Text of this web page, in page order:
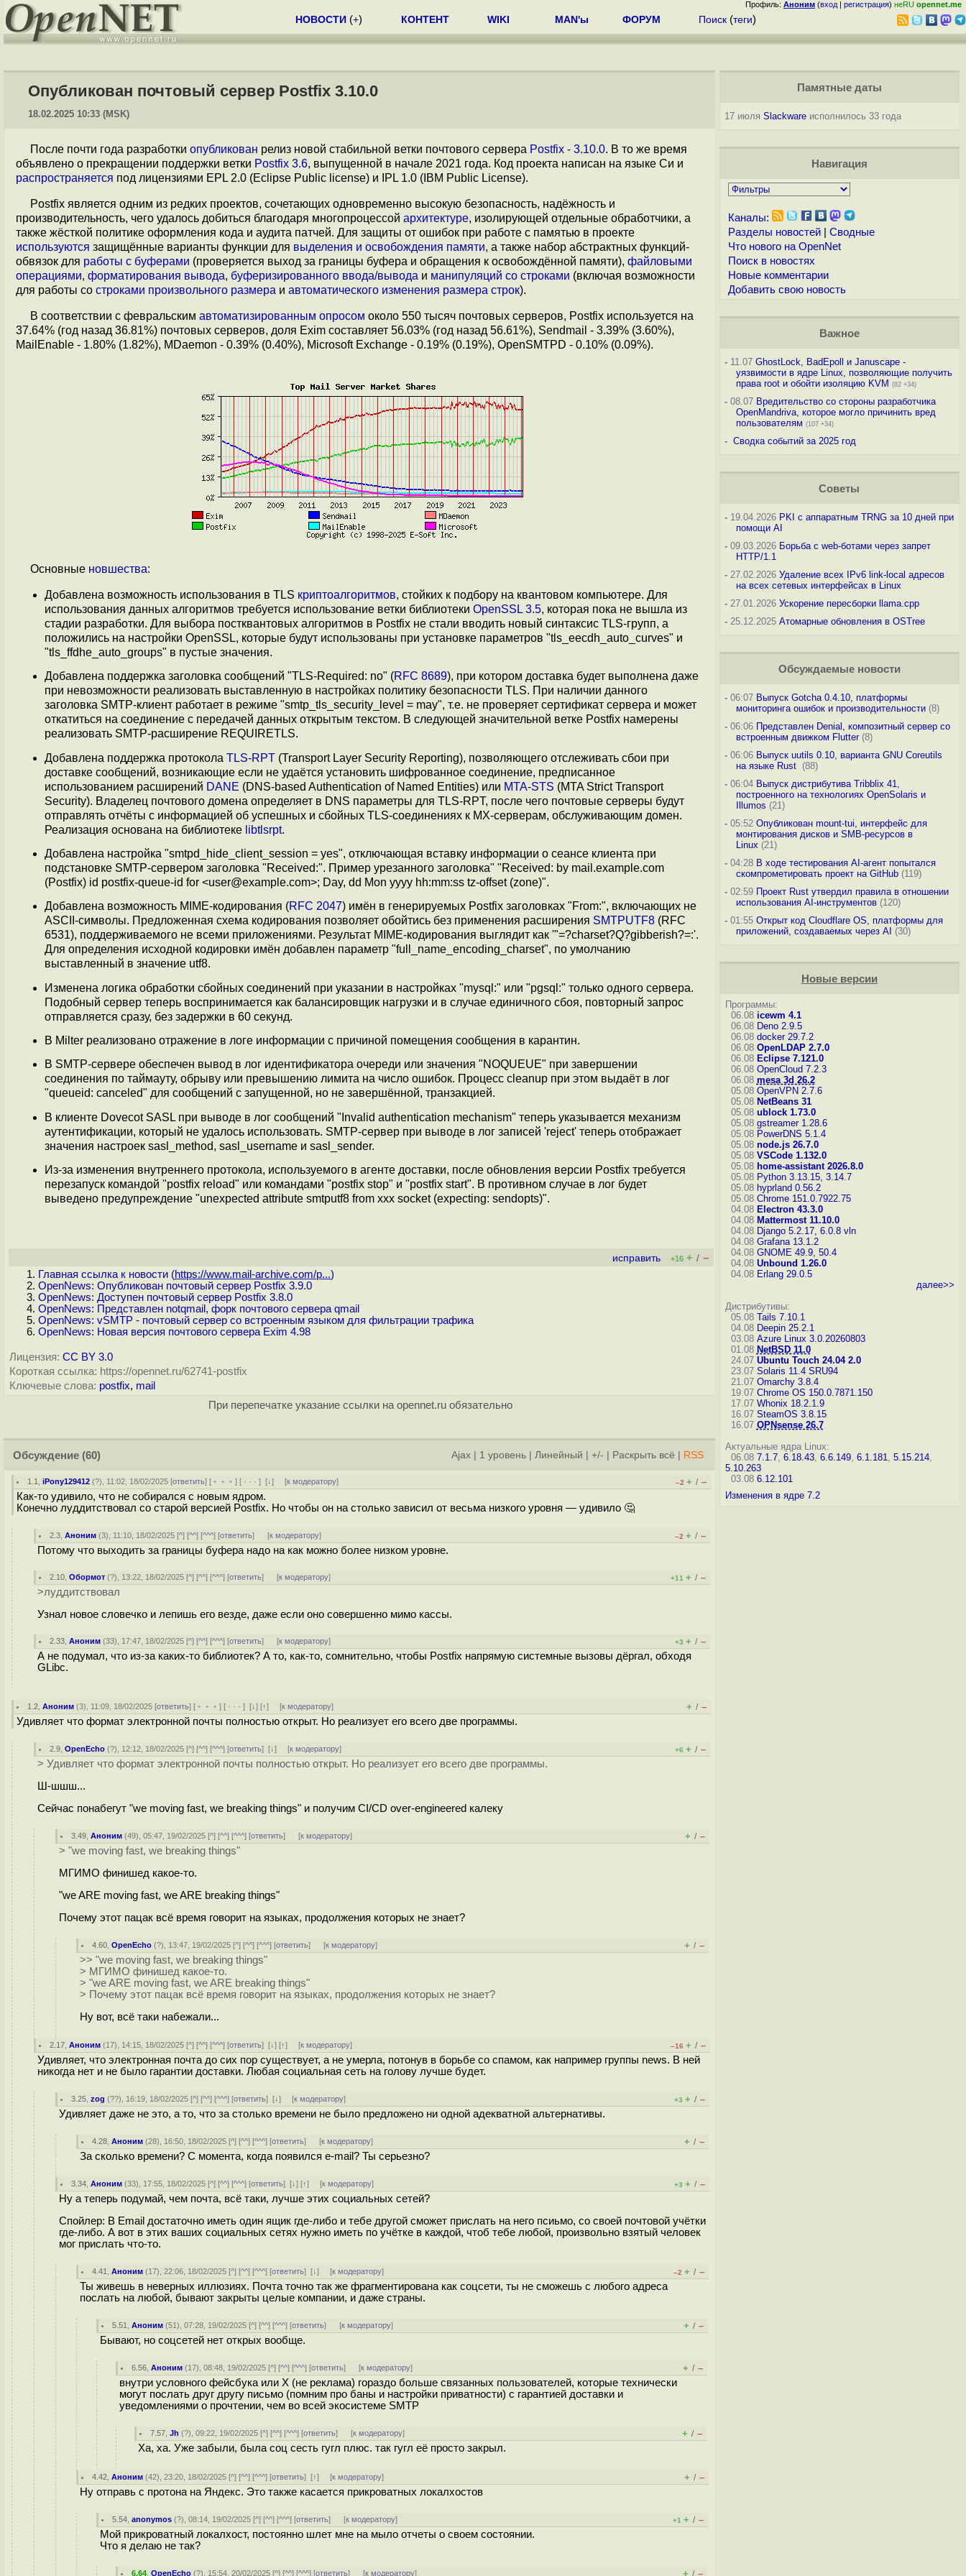
Профиль: Аноним (вход | регистрация) неRU opennet.me
НОВОСТИ (+) КОНТЕНТ WIKI MAN'ы ФОРУМ Поиск (теги)
Опубликован почтовый сервер Postfix 3.10.0
18.02.2025 10:33 (MSK)
После почти года разработки опубликован релиз новой стабильной ветки почтового сервера Postfix - 3.10.0. В то же время
объявлено о прекращении поддержки ветки Postfix 3.6, выпущенной в начале 2021 года. Код проекта написан на языке Си и
распространяется под лицензиями EPL 2.0 (Eclipse Public license) и IPL 1.0 (IBM Public License).
Postfix является одним из редких проектов, сочетающих одновременно высокую безопасность, надёжность и
производительность, чего удалось добиться благодаря многопроцессой архитектуре, изолирующей отдельные обработчики, а
также жёсткой политике оформления кода и аудита патчей. Для защиты от ошибок при работе с памятью в проекте
используются защищённые варианты функции для выделения и освобождения памяти, а также набор абстрактных функций-
обвязок для работы с буферами (проверяется выход за границы буфера и обращения к освобождённой памяти), файловыми
операциями, форматирования вывода, буферизированного ввода/вывода и манипуляций со строками (включая возможности
для работы со строками произвольного размера и автоматического изменения размера строк).
В соответствии с февральским автоматизированным опросом около 550 тысяч почтовых серверов, Postfix используется на
37.64% (год назад 36.81%) почтовых серверов, доля Exim составляет 56.03% (год назад 56.61%), Sendmail - 3.39% (3.60%),
MailEnable - 1.80% (1.82%), MDaemon - 0.39% (0.40%), Microsoft Exchange - 0.19% (0.19%), OpenSMTPD - 0.10% (0.09%).
Основные новшества:
Добавлена возможность использования в TLS криптоалгоритмов, стойких к подбору на квантовом компьютере. Для
использования данных алгоритмов требуется использование ветки библиотеки OpenSSL 3.5, которая пока не вышла из
стадии разработки. Для выбора постквантовых алгоритмов в Postfix не стали вводить новый синтаксис TLS-групп, а
положились на настройки OpenSSL, которые будут использованы при установке параметров "tls_eecdh_auto_curves" и
"tls_ffdhe_auto_groups" в пустые значения.
Добавлена поддержка заголовка сообщений "TLS-Required: no" (RFC 8689), при котором доставка будет выполнена даже
при невозможности реализовать выставленную в настройках политику безопасности TLS. При наличии данного
заголовка SMTP-клиент работает в режиме "smtp_tls_security_level = may", т.е. не проверяет сертификат сервера и может
откатиться на соединение с передачей данных открытым текстом. В следующей значительной ветке Postfix намерены
реализовать SMTP-расширение REQUIRETLS.
Добавлена поддержка протокола TLS-RPT (Transport Layer Security Reporting), позволяющего отслеживать сбои при
доставке сообщений, возникающие если не удаётся установить шифрованное соединение, предписанное
использованием расширений DANE (DNS-based Authentication of Named Entities) или MTA-STS (MTA Strict Transport
Security). Владелец почтового домена определяет в DNS параметры для TLS-RPT, после чего почтовые серверы будут
отправлять отчёты с информацией об успешных и сбойных TLS-соединениях к MX-серверам, обслуживающим домен.
Реализация основана на библиотеке libtlsrpt.
Добавлена настройка "smtpd_hide_client_session = yes", отключающая вставку информации о сеансе клиента при
подстановке SMTP-сервером заголовка "Received:". Пример урезанного заголовка" "Received: by mail.example.com
(Postfix) id postfix-queue-id for <user@example.com>; Day, dd Mon yyyy hh:mm:ss tz-offset (zone)".
Добавлена возможность MIME-кодирования (RFC 2047) имён в генерируемых Postfix заголовках "From:", включающих не
ASCII-символы. Предложенная схема кодирования позволяет обойтись без применения расширения SMTPUTF8 (RFC
6531), поддерживаемого не всеми приложениями. Результат MIME-кодирования выглядит как '"=?charset?Q?gibberish?=:'.
Для определения исходной кодировки имён добавлен параметр "full_name_encoding_charset", по умолчанию
выставленный в значение utf8.
Изменена логика обработки сбойных соединений при указании в настройках "mysql:" или "pgsql:" только одного сервера.
Подобный сервер теперь воспринимается как балансировщик нагрузки и в случае единичного сбоя, повторный запрос
отправляется сразу, без задержки в 60 секунд.
В Milter реализовано отражение в логе информации с причиной помещения сообщения в карантин.
В SMTP-сервере обеспечен вывод в лог идентификатора очереди или значения "NOQUEUE" при завершении
соединения по таймауту, обрыву или превышению лимита на число ошибок. Процесс cleanup при этом выдаёт в лог
"queueid: canceled" для сообщений с запущенной, но не завершённой, транзакцией.
В клиенте Dovecot SASL при выводе в лог сообщений "Invalid authentication mechanism" теперь указывается механизм
аутентификации, который не удалось использовать. SMTP-сервер при выводе в лог записей 'reject' теперь отображает
значения настроек sasl_method, sasl_username и sasl_sender.
Из-за изменения внутреннего протокола, используемого в агенте доставки, после обновления версии Postfix требуется
перезапуск командой "postfix reload" или командами "postfix stop" и "postfix start". В противном случае в лог будет
выведено предупреждение "unexpected attribute smtputf8 from xxx socket (expecting: sendopts)".
исправить +16 + / –
Главная ссылка к новости (https://www.mail-archive.com/p...)
OpenNews: Опубликован почтовый сервер Postfix 3.9.0
OpenNews: Доступен почтовый сервер Postfix 3.8.0
OpenNews: Представлен notqmail, форк почтового сервера qmail
OpenNews: vSMTP - почтовый сервер со встроенным языком для фильтрации трафика
OpenNews: Новая версия почтового сервера Exim 4.98
Лицензия: CC BY 3.0
Короткая ссылка: https://opennet.ru/62741-postfix
Ключевые слова: postfix, mail
При перепечатке указание ссылки на opennet.ru обязательно
Обсуждение (60) Ajax 1 уровень Линейный +/- Раскрыть всё RSS
1.1 ,iPony129412 (?), 11:02, 18/02/2025 [ответить] [ ﹢﹢﹢] [ · · ·][↓] [к модератору] –2 + / –
Как-то удивило, что не собирался с новым ядром.
Конечно луддитствовал со старой версией Postfix. Но чтобы он на столько зависил от весьма низкого уровня — удивило 🤔
2.3 ,Аноним (3), 11:10, 18/02/2025 [^] [^^] [^^^] [ответить] [к модератору] –2 + / –
Потому что выходить за границы буфера надо на как можно более низком уровне.
2.10 ,Обормот (?), 13:22, 18/02/2025 [^] [^^] [^^^] [ответить] [к модератору] +11 + / –
>луддитствовал
Узнал новое словечко и лепишь его везде, даже если оно совершенно мимо кассы.
2.33 ,Аноним (33), 17:47, 18/02/2025 [^] [^^] [^^^] [ответить] [к модератору] +3 + / –
А не подумал, что из-за каких-то библиотек? А то, как-то, сомнительно, чтобы Postfix напрямую системные вызовы дёргал, обходя
GLibc.
1.2 ,Аноним (3), 11:09, 18/02/2025 [ответить] [ ﹢﹢﹢] [ · · ·][↓] [↑] [к модератору] + / –
Удивляет что формат электронной почты полностью открыт. Но реализует его всего две программы.
2.9 ,OpenEcho (?), 12:12, 18/02/2025 [^] [^^] [^^^] [ответить][↓] [к модератору] +6 + / –
> Удивляет что формат электронной почты полностью открыт. Но реализует его всего две программы.
Ш-шшш...
Сейчас понабегут "we moving fast, we breaking things" и получим CI/CD over-engineered калеку
3.49 ,Аноним (49), 05:47, 19/02/2025 [^] [^^] [^^^] [ответить] [к модератору] + / –
> "we moving fast, we breaking things"
МГИМО финишед какое-то.
"we ARE moving fast, we ARE breaking things"
Почему этот пацак всё время говорит на языках, продолжения которых не знает?
4.60 ,OpenEcho (?), 13:47, 19/02/2025 [^] [^^] [^^^] [ответить] [к модератору] + / –
>> "we moving fast, we breaking things"
> МГИМО финишед какое-то.
> "we ARE moving fast, we ARE breaking things"
> Почему этот пацак всё время говорит на языках, продолжения которых не знает?
Ну вот, всё таки набежали...
2.17 ,Аноним (17), 14:15, 18/02/2025 [^] [^^] [^^^] [ответить][↓] [↑] [к модератору] –16 + / –
Удивляет, что электронная почта до сих пор существует, а не умерла, потонув в борьбе со спамом, как например группы news. В ней
никогда нет и не было гарантии доставки. Любая социальная сеть на голову лучше будет.
3.25 ,zog (??), 16:19, 18/02/2025 [^] [^^] [^^^] [ответить][↓] [к модератору] +3 + / –
Удивляет даже не это, а то, что за столько времени не было предложено ни одной адекватной альтернативы.
4.28 ,Аноним (28), 16:50, 18/02/2025 [^] [^^] [^^^] [ответить] [к модератору] + / –
За сколько времени? С момента, когда появился e-mail? Ты серьезно?
3.34 ,Аноним (33), 17:55, 18/02/2025 [^] [^^] [^^^] [ответить][↓] [↑] [к модератору] +3 + / –
Ну а теперь подумай, чем почта, всё таки, лучше этих социальных сетей?
Спойлер: В Email достаточно иметь один ящик где-либо и тебе другой сможет прислать на него псиьмо, со своей почтовой учётки
где-либо. А вот в этих ваших социальных сетях нужно иметь по учётке в каждой, чтоб тебе любой, произвольно взятый человек
мог прислать что-то.
4.41 ,Аноним (17), 22:06, 18/02/2025 [^] [^^] [^^^] [ответить][↓] [к модератору] –2 + / –
Ты живешь в неверных иллюзиях. Почта точно так же фрагментирована как соцсети, ты не сможешь с любого адреса
послать на любой, бывают закрыты целые компании, и даже страны.
5.51 ,Аноним (51), 07:28, 19/02/2025 [^] [^^] [^^^] [ответить] [к модератору] + / –
Бывают, но соцсетей нет открых вообще.
6.56 ,Аноним (17), 08:48, 19/02/2025 [^] [^^] [^^^] [ответить] [к модератору] + / –
внутри условного фейсбука или Х (не реклама) гораздо больше связанных пользователей, которые технически
могут послать друг другу письмо (помним про баны и настройки приватности) с гарантией доставки и
уведомлениями о прочтении, чем во всей экосистеме SMTP
7.57 ,Jh (?), 09:22, 19/02/2025 [^] [^^] [^^^] [ответить] [к модератору] + / –
Ха, ха. Уже забыли, была соц сесть гугл плюс. так гугл её просто закрыл.
4.42 ,Аноним (42), 23:20, 18/02/2025 [^] [^^] [^^^] [ответить][↑] [к модератору] + / –
Ну отправь с протона на Яндекс. Это также касается прикроватных локалхостов
5.54 ,anonymos (?), 08:14, 19/02/2025 [^] [^^] [^^^] [ответить] [к модератору] +1 + / –
Мой прикроватный локалхост, постоянно шлет мне на мыло отчеты о своем состоянии.
Что я делаю не так?
6.64 ,OpenEcho (?), 15:54, 20/02/2025 [^] [^^] [^^^] [ответить] [к модератору] + / –
Памятные даты
17 июля Slackwareисполнилось 33 года
Навигация
Каналы:
Разделы новостей| Сводные
Что нового на OpenNet
Поиск в новостях
Новые комментарии
Добавить свою новость
Важное
-11.07 GhostLock, BadEpoll и Januscape -
уязвимости в ядре Linux, позволяющие получить
права root и обойти изоляцию KVM (82 +34)
-08.07 Вредительство со стороны разработчика
OpenMandriva, которое могло причинить вред
пользователям (107 +34)
- Сводка событий за 2025 год
Советы
-19.04.2026 PKI с аппаратным TRNG за 10 дней при
помощи AI
-09.03.2026 Борьба с web-ботами через запрет
HTTP/1.1
-27.02.2026 Удаление всех IPv6 link-local адресов
на всех сетевых интерфейсах в Linux
-27.01.2026 Ускорение пересборки llama.cpp
-25.12.2025 Атомарные обновления в OSTree
Обсуждаемые новости
-06:07 Выпуск Gotcha 0.4.10, платформы
мониторинга ошибок и производительности(8)
-06:06 Представлен Denial, композитный сервер со
встроенным движком Flutter(8)
-06:06 Выпуск uutils 0.10, варианта GNU Coreutils
на языке Rust (88)
-06:04 Выпуск дистрибутива Tribblix 41,
построенного на технологиях OpenSolaris и
Illumos (21)
-05:52 Опубликован mount-tui, интерфейс для
монтирования дисков и SMB-ресурсов в
Linux (21)
-04:28 В ходе тестирования AI-агент попытался
скомпрометировать проект на GitHub(119)
-02:59 Проект Rust утвердил правила в отношении
использования AI-инструментов(120)
-01:55 Открыт код Cloudflare OS, платформы для
приложений, создаваемых через AI (30)
Новые версии
Программы:
06.08 icewm 4.1
06.08 Deno 2.9.5
06.08 docker 29.7.2
06.08 OpenLDAP 2.7.0
06.08 Eclipse 7.121.0
06.08 OpenCloud 7.2.3
06.08 mesa 3d 26.2
05.08 OpenVPN 2.7.6
05.08 NetBeans 31
05.08 ublock 1.73.0
05.08 gstreamer 1.28.6
05.08 PowerDNS 5.1.4
05.08 node.js 26.7.0
05.08 VSCode 1.132.0
05.08 home-assistant 2026.8.0
05.08 Python 3.13.15, 3.14.7
05.08 hyprland 0.56.2
05.08 Chrome 151.0.7922.75
04.08 Electron 43.3.0
04.08 Mattermost 11.10.0
04.08 Django 5.2.17, 6.0.8 vln
04.08 Grafana 13.1.2
04.08 GNOME 49.9, 50.4
04.08 Unbound 1.26.0
04.08 Erlang 29.0.5
далее>>
Дистрибутивы:
05.08 Tails 7.10.1
04.08 Deepin 25.2.1
03.08 Azure Linux 3.0.20260803
01.08 NetBSD 11.0
24.07 Ubuntu Touch 24.04 2.0
23.07 Solaris 11.4 SRU94
21.07 Omarchy 3.8.4
19.07 Chrome OS 150.0.7871.150
17.07 Whonix 18.2.1.9
16.07 SteamOS 3.8.15
16.07 OPNsense 26.7
Актуальные ядра Linux:
06.08 7.1.7, 6.18.43, 6.6.149, 6.1.181, 5.15.214,
5.10.263
03.08 6.12.101
Изменения в ядре 7.2